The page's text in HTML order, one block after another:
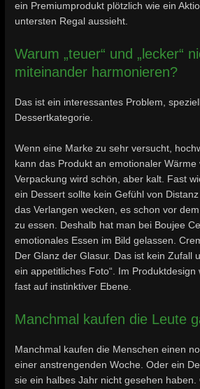
ein Premiumprodukt plötzlich wie ein
untersten Regal aussieht.
Warum „teuer“ und „lecker“
miteinander harmonieren?
Das ist ein interessantes Problem,
Dessertkategorie.
Wenn eine Marke zu sehr versucht,
kann das Produkt an emotionaler Wärme
Verpackung wird schön, aber kalt. Fast
ein Dessert sollte kein Gefühl von
das Verlangen wecken, es schon vor
zu essen. Deshalb hat man bei Boujee
emotionales Essen im Bild gelassen.
Der Glanz der Glasur. Das ist kein Zufall
ein appetitliches Foto“. Im Produktdesign
fast auf instinktiver Ebene.
Manchmal kaufen die Leute
Manchmal kaufen die Menschen einen
einer anstrengenden Woche. Oder ein
sie ein halbes Jahr nicht gesehen haben.